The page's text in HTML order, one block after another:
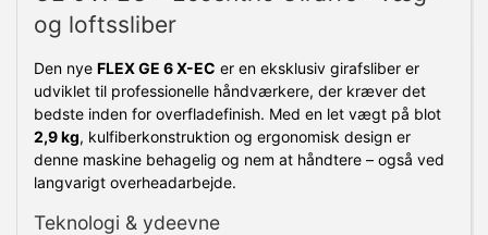
og loftssliber
Den nye FLEX GE 6 X-EC er en eksklusiv girafsliber er
udviklet til professionelle håndværkere, der kræver det
bedste inden for overfladefinish. Med en let vægt på blot
2,9 kg, kulfiberkonstruktion og ergonomisk design er
denne maskine behagelig og nem at håndtere – også ved
langvarigt overheadarbejde.
Teknologi & ydeevne